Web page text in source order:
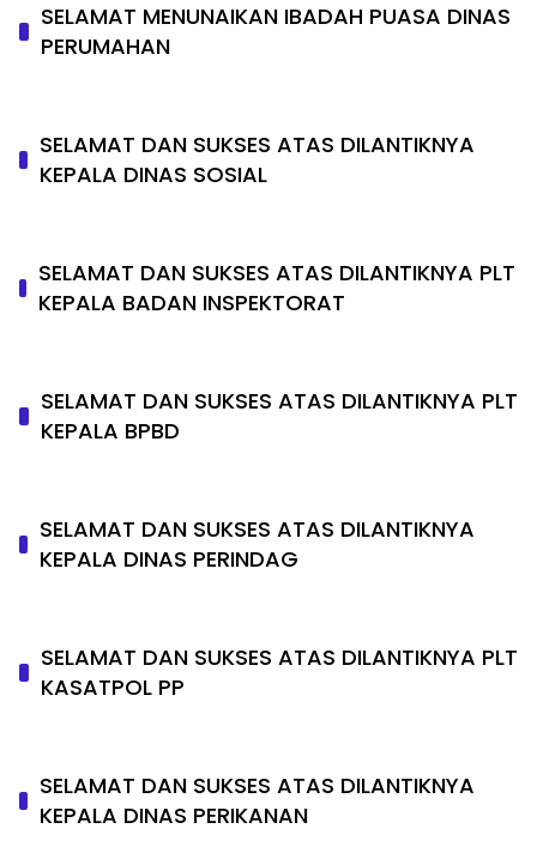
SELAMAT MENUNAIKAN IBADAH PUASA DINAS
PERUMAHAN
SELAMAT DAN SUKSES ATAS DILANTIKNYA
KEPALA DINAS SOSIAL
SELAMAT DAN SUKSES ATAS DILANTIKNYA PLT
KEPALA BADAN INSPEKTORAT
SELAMAT DAN SUKSES ATAS DILANTIKNYA PLT
KEPALA BPBD
SELAMAT DAN SUKSES ATAS DILANTIKNYA
KEPALA DINAS PERINDAG
SELAMAT DAN SUKSES ATAS DILANTIKNYA PLT
KASATPOL PP
SELAMAT DAN SUKSES ATAS DILANTIKNYA
KEPALA DINAS PERIKANAN